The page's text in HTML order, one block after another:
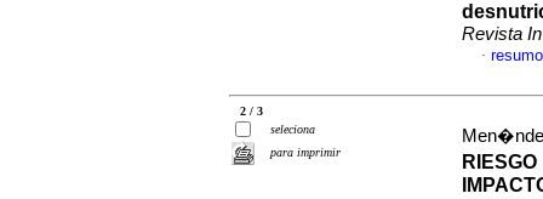
Revista
·
2 / 3
seleciona
para imprimir